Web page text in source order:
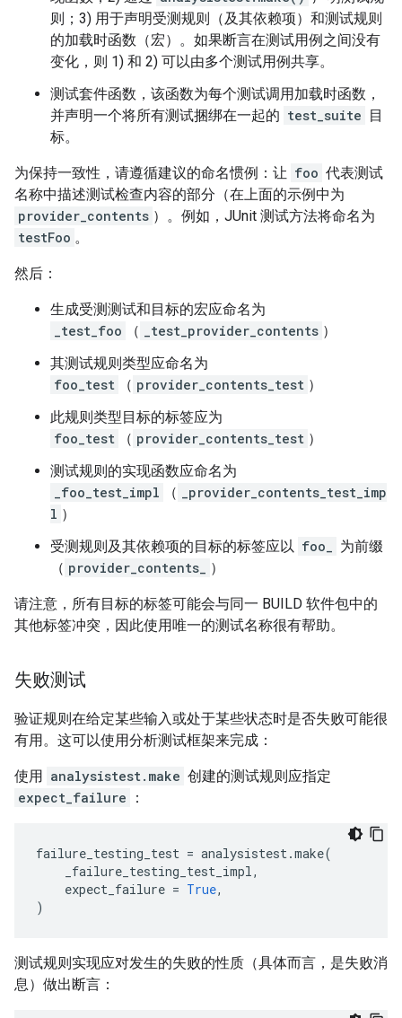
则；3) 用于声明受测规则（及其依赖项）和测试规则
的加载时函数（宏）。如果断言在测试用例之间没有
变化，则 1) 和 2) 可以由多个测试用例共享。
测试套件函数，该函数为每个测试调用加载时函数，
并声明一个将所有测试捆绑在一起的 test_suite 目
标。
为保持一致性，请遵循建议的命名惯例：让 foo 代表测试
名称中描述测试检查内容的部分（在上面的示例中为
provider_contents ）。例如，JUnit 测试方法将命名为
testFoo 。
然后：
生成受测测试和目标的宏应命名为
_test_foo
（ _test_provider_contents ）
其测试规则类型应命名为
foo_test
（ provider_contents_test ）
此规则类型目标的标签应为
foo_test
（ provider_contents_test ）
测试规则的实现函数应命名为
_foo_test_impl
（
_provider_contents_test_imp
l ）
受测规则及其依赖项的目标的标签应以 foo_
为前缀
（ provider_contents_ ）
请注意，所有目标的标签可能会与同一 BUILD 软件包中的
其他标签冲突，因此使用唯一的测试名称很有帮助。
失败测试
验证规则在给定某些输入或处于某些状态时是否失败可能很
有用。这可以使用分析测试框架来完成：
使用 analysistest.make 创建的测试规则应指定
expect_failure
：
failure_testing_test = analysistest.make(
_failure_testing_test_impl,
expect_failure = True,
)
测试规则实现应对发生的失败的性质（具体而言，是失败消
息）做出断言：